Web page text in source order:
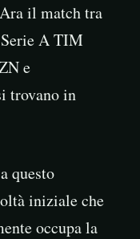
il match tra
A TIM
e
trovano in
questo
iniziale che
occupa la